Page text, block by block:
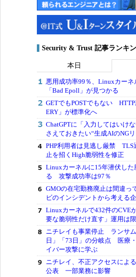
Security & Trust 記事ランキ
本日
悪用成功率99％、Linuxカーネ
「Bad Epoll」が見つかる
GETでもPOSTでもない
ERY」が標準化へ
ChatGPTに「入力してはいけ
さえておきたい“生成AIのNG
PHP利用者は見逃し厳禁 TLS
止を招くHigh脆弱性を修正
Linuxカーネルに15年潜伏した
る 攻撃成功率は97％
GMOの在宅勤務廃止は間違
ビのインシデントから考える
Linuxカーネルで432件の
要な脆弱性だけ直す」運用は
ニチレイも事業停止 ランサ
日」「73日」の分岐点 医療
イバー攻撃に学ぶ
ニチレイ、不正アクセスによ
公表 一部業務に影響